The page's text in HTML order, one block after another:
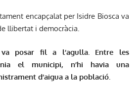
encapçalat per Isidre Biosca va
llibertat i democràcia.
posar fil a l’agulla. Entre les
el municipi, n’hi havia una
d’aigua a la població.